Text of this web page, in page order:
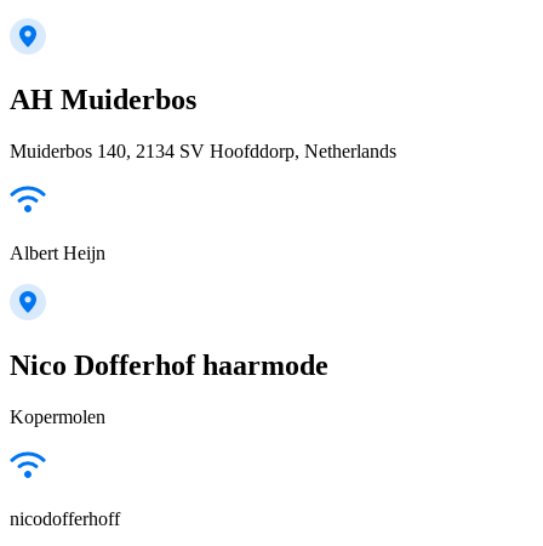
AH Muiderbos
Muiderbos 140, 2134 SV Hoofddorp, Netherlands
Albert Heijn
Nico Dofferhof haarmode
Kopermolen
nicodofferhoff